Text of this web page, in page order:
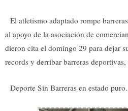
El atletismo adaptado rompe
al apoyo de la asociación de
dieron cita el domingo 29 para dejar
records y derribar barreras
Deporte Sin Barreras en estado puro.